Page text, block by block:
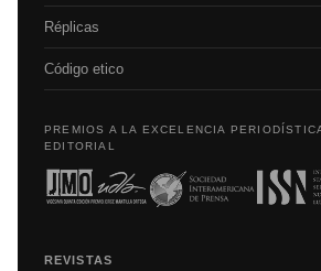
Réplicas
Código etico
PREMIOS A LA EXCELENCIA
EDITORIAL
REVISTAS